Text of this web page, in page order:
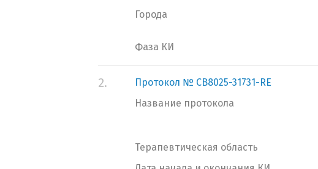
Города
Фаза КИ
2.
Протокол № CB8025-31731-RE
Название протокола
Терапевтическая область